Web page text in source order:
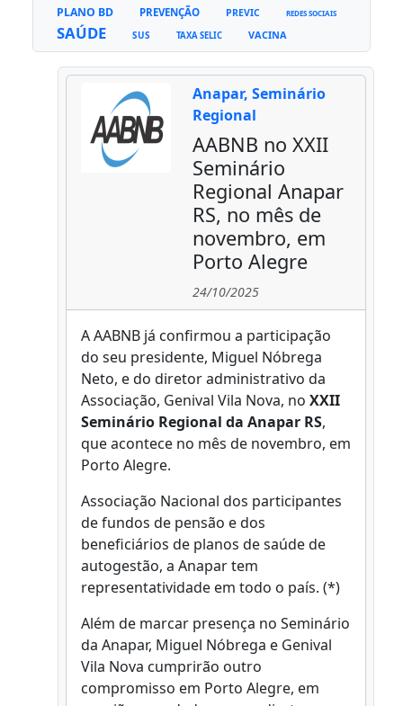
PLANO BD PREVENÇÃO PREVIC REDES SOCIAIS
SAÚDE SUS TAXA SELIC VACINA
Anapar, Seminário
Regional
AABNB no XXII
Seminário
Regional Anapar
RS, no mês de
novembro, em
Porto Alegre
24/10/2025
A AABNB já confirmou a participação
do seu presidente, Miguel Nóbrega
Neto, e do diretor administrativo da
Associação, Genival Vila Nova, no XXII
Seminário Regional da Anapar RS,
que acontece no mês de novembro, em
Porto Alegre.
Associação Nacional dos participantes
de fundos de pensão e dos
beneficiários de planos de saúde de
autogestão, a Anapar tem
representatividade em todo o país. (*)
Além de marcar presença no Seminário
da Anapar, Miguel Nóbrega e Genival
Vila Nova cumprirão outro
compromisso em Porto Alegre, em